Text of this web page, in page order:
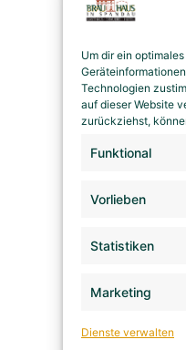
Um dir ein
Technologien
auf dieser Website
zurückziehst,
Funktional
Vorlieben
Statistiken
Marketing
Dienste verwalten